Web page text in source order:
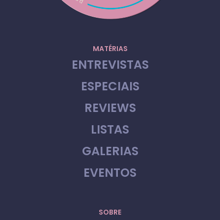
MATÉRIAS
ENTREVISTAS
ESPECIAIS
REVIEWS
LISTAS
GALERIAS
EVENTOS
SOBRE